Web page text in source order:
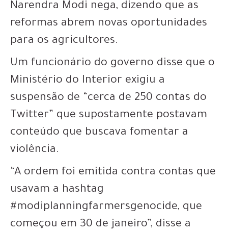
Narendra Modi nega, dizendo que as
reformas abrem novas oportunidades
para os agricultores.
Um funcionário do governo disse que o
Ministério do Interior exigiu a
suspensão de “cerca de 250 contas do
Twitter” que supostamente postavam
conteúdo que buscava fomentar a
violência.
“A ordem foi emitida contra contas que
usavam a hashtag
#modiplanningfarmersgenocide, que
começou em 30 de janeiro”, disse a